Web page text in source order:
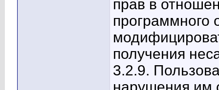
прав в
программного
получения
3.2.9.